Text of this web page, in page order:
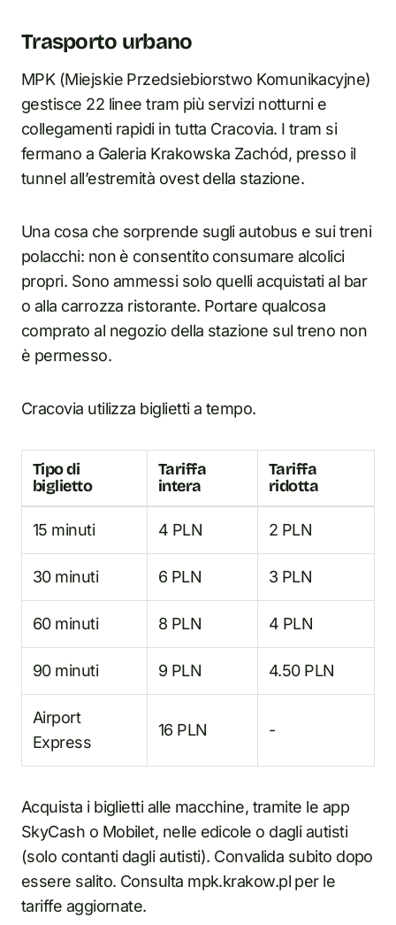
Trasporto urbano
MPK (Miejskie Przedsiebiorstwo Komunikacyjne)
gestisce 22 linee tram più servizi notturni e
collegamenti rapidi in tutta Cracovia. I tram si
fermano a Galeria Krakowska Zachód, presso il
tunnel all’estremità ovest della stazione.
Una cosa che sorprende sugli autobus e sui treni
polacchi: non è consentito consumare alcolici
propri. Sono ammessi solo quelli acquistati al bar
o alla carrozza ristorante. Portare qualcosa
comprato al negozio della stazione sul treno non
è permesso.
Cracovia utilizza biglietti a tempo.
Tipo di
biglietto
Tariffa
intera
Tariffa
ridotta
15 minuti 4 PLN 2 PLN
30 minuti 6 PLN 3 PLN
60 minuti 8 PLN 4 PLN
90 minuti 9 PLN 4.50 PLN
Airport
Express
16 PLN -
Acquista i biglietti alle macchine, tramite le app
SkyCash o Mobilet, nelle edicole o dagli autisti
(solo contanti dagli autisti). Convalida subito dopo
essere salito. Consulta mpk.krakow.pl per le
tariffe aggiornate.